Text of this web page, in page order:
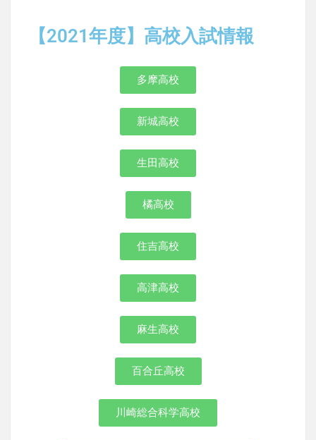
【2021年度】高校入試情報
多摩高校
新城高校
生田高校
橘高校
住吉高校
高津高校
麻生高校
百合丘高校
川崎総合科学高校